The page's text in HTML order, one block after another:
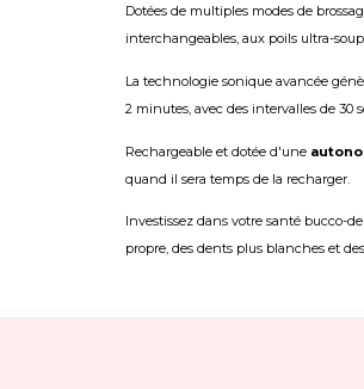
Dotées de multiples modes de
interchangeables, aux poils ultra-
La technologie sonique avancée
2 minutes, avec des intervalles de 30
Rechargeable et dotée d'une
quand il sera temps de la recharger.
Investissez dans votre santé bucco-
propre, des dents plus blanches et